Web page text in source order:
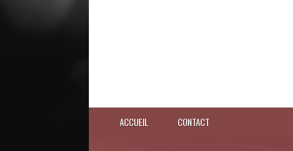
ACCUEIL CONTACT